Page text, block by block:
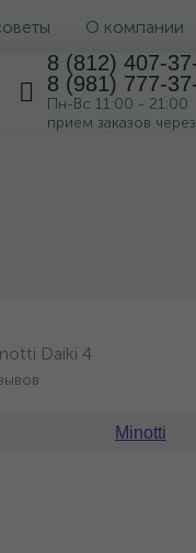
О компании
8 (812) 407-
8 (981) 777-
Пн-Вс 11:00 - 21:00
прием заказов
Daiki 4
Minotti